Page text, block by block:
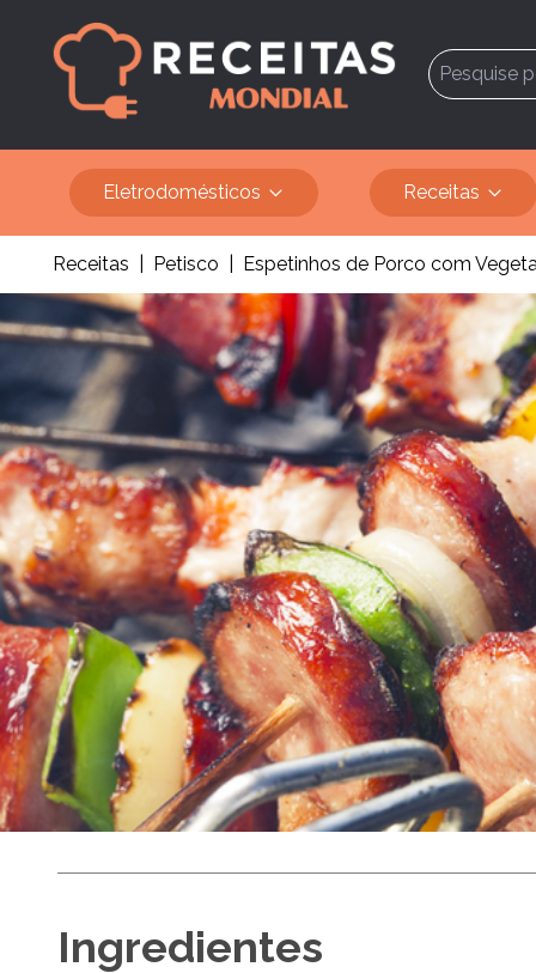
Eletrodomésticos Receitas
Receitas Petisco Espetinhos de Porco com
Espetinhos
Ingredientes